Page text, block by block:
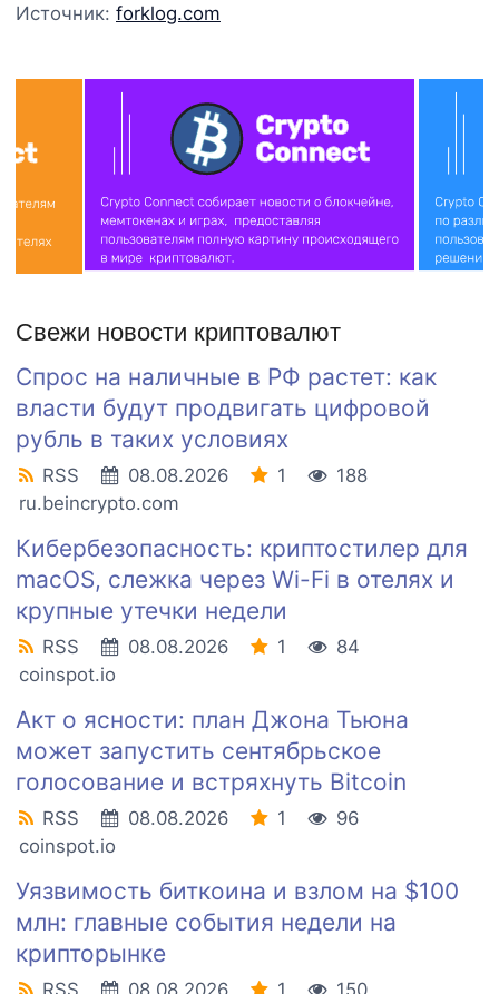
Источник: forklog.com
Свежи новости криптовалют
Спрос на наличные в РФ растет: как
власти будут продвигать цифровой
рубль в таких условиях
RSS 08.08.2026 1
188
ru.beincrypto.com
Кибербезопасность: криптостилер для
macOS, слежка через Wi-Fi в отелях и
крупные утечки недели
RSS 08.08.2026 1
84
coinspot.io
Акт о ясности: план Джона Тьюна
может запустить сентябрьское
голосование и встряхнуть Bitcoin
RSS 08.08.2026 1
96
coinspot.io
Уязвимость биткоина и взлом на $100
млн: главные события недели на
крипторынке